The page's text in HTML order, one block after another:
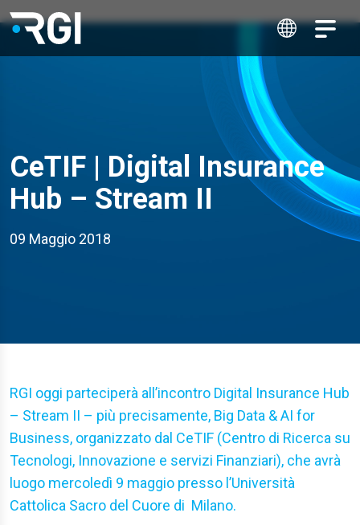
CeTIF | Digital Insurance
Hub – Stream II
09 Maggio 2018
RGI oggi parteciperà all’incontro Digital Insurance Hub
– Stream II – più precisamente, Big Data & AI for
Business, organizzato dal CeTIF (Centro di Ricerca su
Tecnologi, Innovazione e servizi Finanziari), che avrà
luogo mercoledì 9 maggio presso l’Università
Cattolica Sacro del Cuore di Milano.